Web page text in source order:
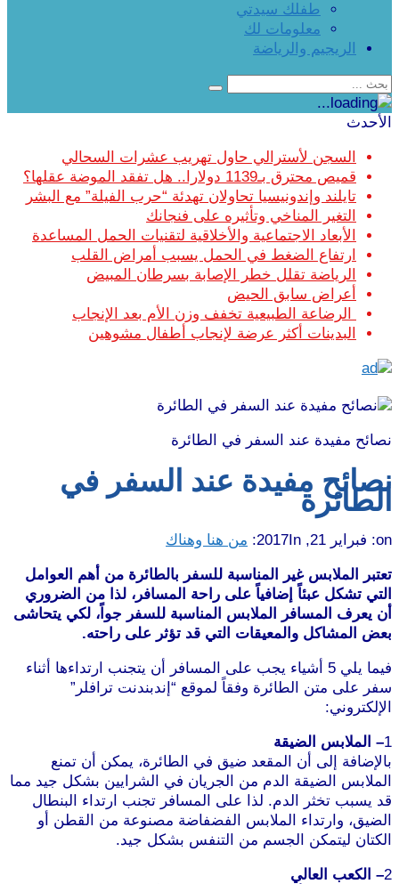
طفلك سيدتي
معلومات لك
الريجيم والرياضة
الأحدث
السجن لأسترالي حاول تهريب عشرات السحالي
قميص محترق بـ1139 دولارا.. هل تفقد الموضة عقلها؟
تايلند وإندونيسيا تحاولان تهدئة “حرب الفيلة” مع البشر
التغير المناخي وتأثيره على فنجانك
الأبعاد الاجتماعية والأخلاقية لتقنيات الحمل المساعدة
ارتفاع الضغط في الحمل يسبب أمراض القلب
الرياضة تقلل خطر الإصابة بسرطان المبيض
أعراض سابق الحيض
الرضاعة الطبيعية تخفف وزن الأم بعد الإنجاب
البدينات أكثر عرضة لإنجاب أطفال مشوهين
نصائح مفيدة عند السفر في الطائرة
نصائح مفيدة عند السفر في
الطائرة
on: فبراير 21, 2017 In: من هنا وهناك
تعتبر الملابس غير المناسبة للسفر بالطائرة من أهم العوامل
التي تشكل عبئاً إضافياً على راحة المسافر، لذا من الضروري
أن يعرف المسافر الملابس المناسبة للسفر جواً، لكي يتحاشى
بعض المشاكل والمعيقات التي قد تؤثر على راحته.
فيما يلي 5 أشياء يجب على المسافر أن يتجنب ارتداءها أثناء
سفر على متن الطائرة وفقاً لموقع “إندبندنت ترافلر”
الإلكتروني:
1– الملابس الضيقة
بالإضافة إلى أن المقعد ضيق في الطائرة، يمكن أن تمنع
الملابس الضيقة الدم من الجريان في الشرايين بشكل جيد مما
قد يسبب تخثر الدم. لذا على المسافر تجنب ارتداء البنطال
الضيق، وارتداء الملابس الفضفاضة مصنوعة من القطن أو
الكتان ليتمكن الجسم من التنفس بشكل جيد.
2– الكعب العالي